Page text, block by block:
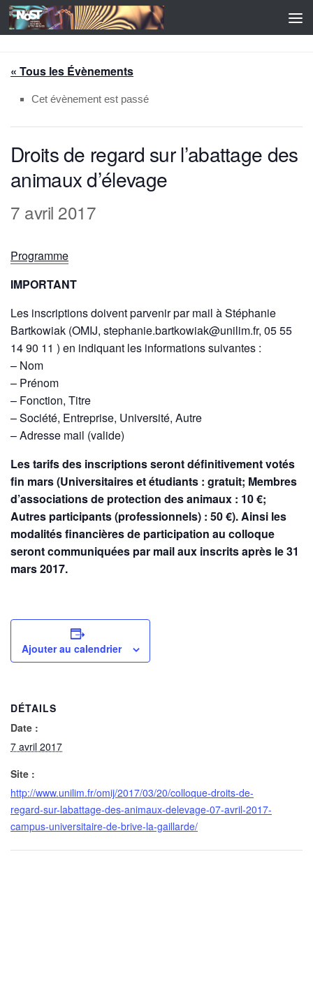
Skip to content
« Tous les Évènements
Cet évènement est passé
Droits de regard sur l’abattage des
animaux d’élevage
7 avril 2017
Programme
IMPORTANT
Les inscriptions doivent parvenir par mail àStéphanie
Bartkowiak (OMIJ, stephanie.bartkowiak@unilim.fr, 05 55
14 90 11 ) en indiquant les informations suivantes :
– Nom
– Prénom
– Fonction, Titre
– Société, Entreprise, Université, Autre
– Adresse mail (valide)
Les tarifs des inscriptions seront définitivement votés
fin mars (Universitaires et étudiants : gratuit; Membres
d’associations de protection des animaux : 10 €;
Autres participants (professionnels) : 50 €). Ainsi les
modalités financières de participation au colloque
seront communiquées par mail aux inscrits après le 31
mars 2017.
Ajouter au calendrier
DÉTAILS
Date :
7 avril 2017
Site :
http://www.unilim.fr/omij/2017/03/20/colloque-droits-de-
regard-sur-labattage-des-animaux-delevage-07-avril-2017-
campus-universitaire-de-brive-la-gaillarde/